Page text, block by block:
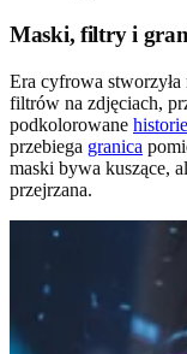
Maski, filtry i
Era cyfrowa
filtrów na zdjęciach,
podkolorowane historie
przebiega granica
maski bywa kuszące,
przejrzana.